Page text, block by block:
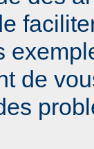
de